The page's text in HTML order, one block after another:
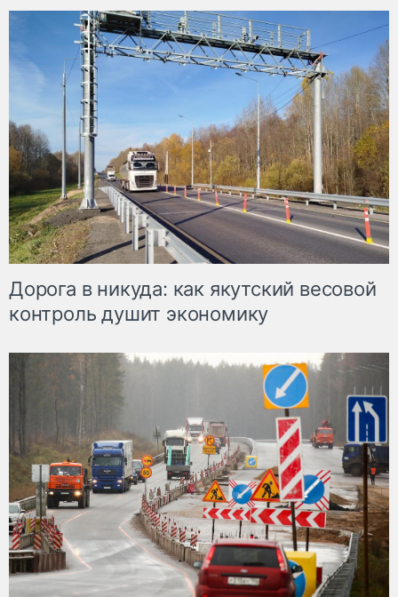
Дорога в никуда: как якутский весовой
контроль душит экономику